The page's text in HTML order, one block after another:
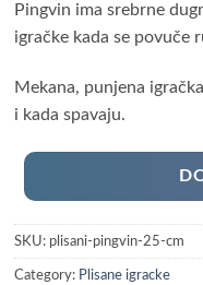
Pingvin ima srebrne
igračke kada se povuče
Mekana, punjena
i kada spavaju.
SKU: plisani-pingvin-25-cm
Category: Plisane igracke